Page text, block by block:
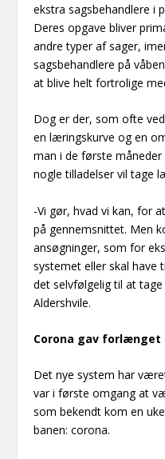
ekstra sagsbehandlere i
Deres opgave bliver
andre typer af sager,
sagsbehandlere på
at blive helt fortrolige
Dog er der, som ofte
en læringskurve og en
man i de første
nogle tilladelser vil tage
-Vi gør, hvad vi kan, for
på gennemsnittet. Men
ansøgninger, som for
systemet eller skal
det selvfølgelig til at
Aldershvile.
Corona gav forlænget
Det nye system har
var i første omgang at
som bekendt kom en
banen: corona.